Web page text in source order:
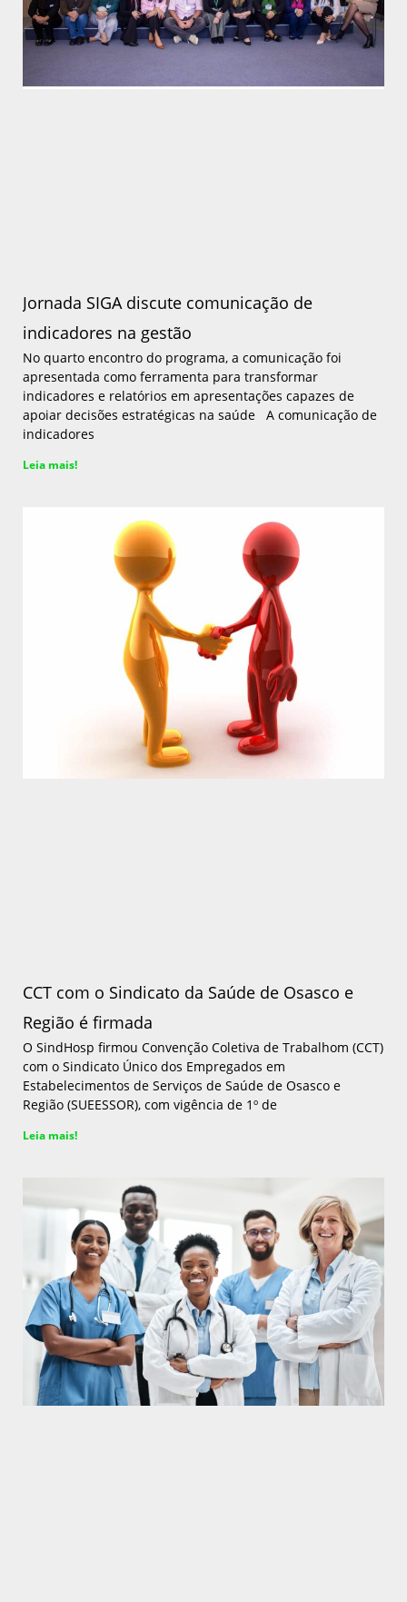
Jornada SIGA discute comunicação de
indicadores na gestão
No quarto encontro do programa, a comunicação foi
apresentada como ferramenta para transformar
indicadores e relatórios em apresentações capazes de
apoiar decisões estratégicas na saúde A comunicação de
indicadores
Leia mais!
CCT com o Sindicato da Saúde de Osasco e
Região é firmada
O SindHosp firmou Convenção Coletiva de Trabalhom (CCT)
com o Sindicato Único dos Empregados em
Estabelecimentos de Serviços de Saúde de Osasco e
Região (SUEESSOR), com vigência de 1º de
Leia mais!